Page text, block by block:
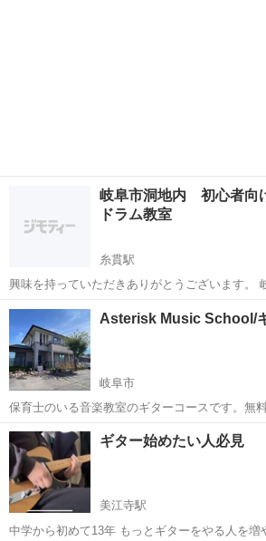
岐阜市洞地内 初心者向
ドラム教室
糸貫駅
興味を持っていただきありがとうございます。
す、黒野農園さん（会場がナナカフェさんでの
た。）子ども楽器教室をボランティアでやっています。 ギ
ス、ドラム、カホン などバンド楽器を...
岐阜 岐阜市 カホン
Asterisk Music School/
岐阜市
保育士のいる音楽教室のギターコースです。無
レッスンやキッズピアノ・リトミックなど子育
ルです。代表がシンガーソングライターで、ギ
ングの他にDTMや作詞作曲など専門的な...
岐阜 岐阜市 ギター シンガーソング
ギター始めたい人必見
美江寺駅
中学から初めて13年 もっとギターをやる人を増やしたい！ ってことで